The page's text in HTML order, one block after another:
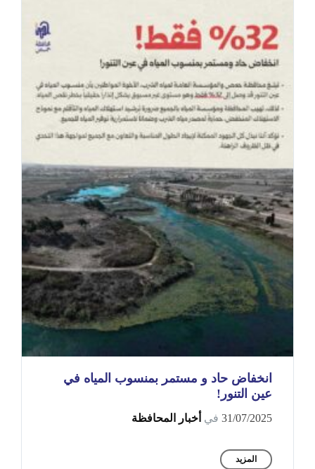
انخفاض حاد و مستمر بمنسوب المياه في
عين التنور!
31/07/2025 في أخبار المحافظة
المزيد